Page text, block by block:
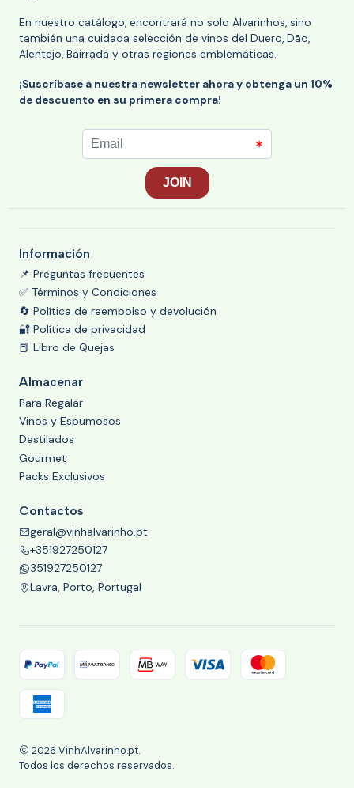
En nuestro catálogo, encontrará no solo Alvarinhos, sino
también una cuidada selección de vinos del Duero, Dão,
Alentejo, Bairrada y otras regiones emblemáticas.
¡Suscríbase a nuestra newsletter ahora y obtenga un 10%
de descuento en su primera compra!
Información
📌 Preguntas frecuentes
✅ Términos y Condiciones
🔄 Política de reembolso y devolución
🔐 Política de privacidad
📕 Libro de Quejas
Almacenar
Para Regalar
Vinos y Espumosos
Destilados
Gourmet
Packs Exclusivos
Contactos
geral@vinhalvarinho.pt
+351927250127
351927250127
Lavra, Porto, Portugal
2026 VinhAlvarinho.pt.
Todos los derechos reservados.